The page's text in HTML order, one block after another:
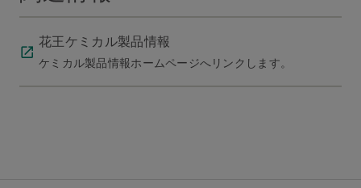
花王ケミカル製品情報
ケミカル製品情報ホームページへリンクします。